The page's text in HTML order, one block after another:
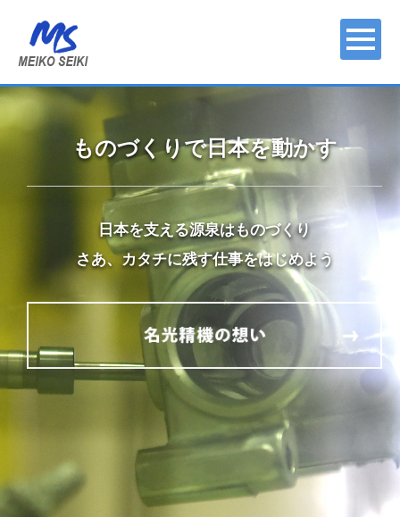
ものづくりで日本を動かす
日本を支える源泉はものづくり
さあ、カタチに残す仕事をはじめよう